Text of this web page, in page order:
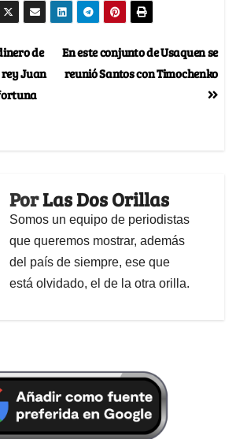
En este conjunto de Usaquen se
reunió Santos con Timochenko
de
rey Juan
PorLas Dos Orillas
Somos un equipo de periodistas
que queremos mostrar, además
del país de siempre, ese que
está olvidado, el de la otra orilla.